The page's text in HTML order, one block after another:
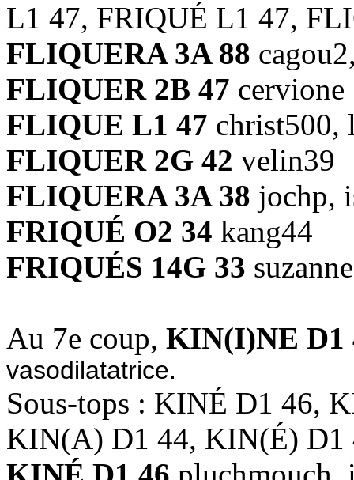
L1 47, FRIQUÉ L1 47,
FLIQUERA 3A 88
FLIQUER 2B 47 cervione
FLIQUE L1 47 christ500,
FLIQUER 2G 42 velin39
FLIQUERA 3A 38 jochp,
FRIQUÉ O2 34 kang44
FRIQUÉS 14G 33 suzanne
Au 7e coup, KIN(I)NE D1
vasodilatatrice.
Sous-tops : KINÉ D1 46,
KIN(A) D1 44, KIN(É) D1